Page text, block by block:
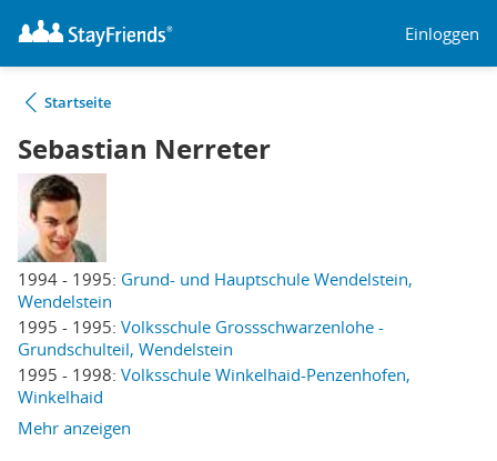
Einloggen
Startseite
Sebastian Nerreter
1994 - 1995: Grund- und Hauptschule Wendelstein,
Wendelstein
1995 - 1995: Volksschule Grossschwarzenlohe -
Grundschulteil, Wendelstein
1995 - 1998: Volksschule Winkelhaid-Penzenhofen,
Winkelhaid
Mehr anzeigen